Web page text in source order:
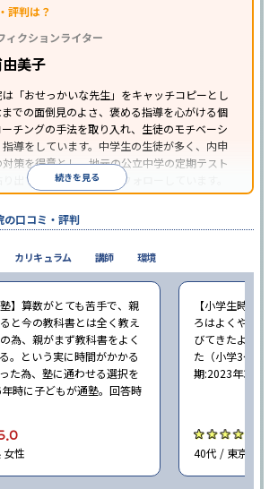
評判は？
ィクションライター
美子
「おせっかいな先生」をキャッチコピーとし
での面倒見のよさ、褒める指導を心がける個
チングの手法を取り入れ、生徒のモチベーシ
導をしています。中学生の生徒が多く、内申
策を得意とし、地元の公立中学の定期テスト
り出すなど手厚く学習をフォローしています。
を使用しており、特に英語は各教科書に合わ
った「先取り学習」で理解度を深められます。
続きを見る
の口コミ・評判
塾】算数がとても苦手で、親
と今の教科書とは全く教え
為、親がまず教科書をよく
。という実に時間がかかる
た為、塾に通わせる選択を
時に子どもが通塾。回答時
性
【小学生時の通
ろはよくやり方
びてきたようで
た（小学3〜6年
期:2023年3月）
40代 / 東京都 女
カリキュラム 講師 環境